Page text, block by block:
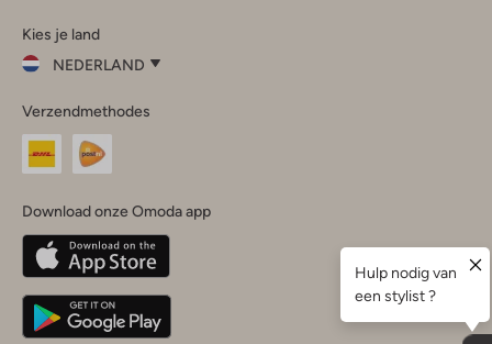
InstagramFacebook
Kies je land
NEDERLAND
je
land
Nederland
Belgique(Français)
Deutschland
Verzendmethodes
Download onze Omoda app